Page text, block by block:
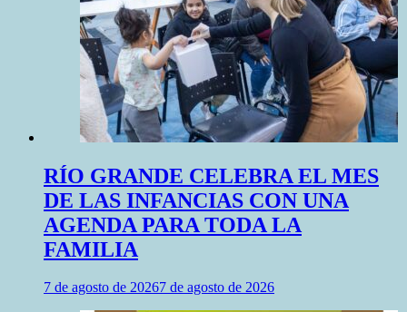
RÍO GRANDE CELEBRA EL MES
DE LAS INFANCIAS CON UNA
AGENDA PARA TODA LA
FAMILIA
7 de agosto de 20267 de agosto de 2026